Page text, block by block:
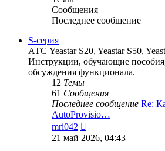
Сообщения
Последнее сообщение
S-серия
АТС Yeastar S20, Yeastar S50,
Инструкции, обучающие
обсуждения функционала.
12 Темы
61 Сообщения
Последнее сообщение Re:
AutoProvisio…
mri042
к
последнему
21 май 2026, 04:43